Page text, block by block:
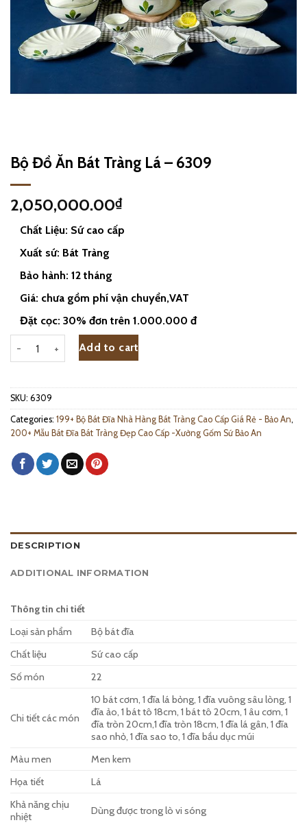
Bộ Đồ Ăn Bát Tràng Lá – 6309
2,050,000.00₫
Chất Liệu: Sứ cao cấp
Xuất sứ: Bát Tràng
Bảo hành: 12 tháng
Giá: chưa gồm phí vận chuyển,VAT
Đặt cọc: 30% đơn trên 1.000.000 đ
Bộ Đồ Ăn Bát Tràng Lá - 6309 quantity
Add to cart
SKU: 6309
Categories: 199+ Bộ Bát Đĩa Nhà Hàng Bát Tràng Cao Cấp Giá Rẻ - Bảo An,
200+ Mẫu Bát Đĩa Bát Tràng Đẹp Cao Cấp -Xưởng Gốm Sứ Bảo An
DESCRIPTION
ADDITIONAL INFORMATION
Thông tin chi tiết
Loại sản phẩm
Bộ bát đĩa
Chất liệu
Sứ cao cấp
Số món
22
Chi tiết các món
10 bát cơm, 1 đĩa lá bỏng, 1 đĩa vuông sâu lòng, 1
đĩa ảo, 1 bát tô 18cm, 1 bát tô 20cm, 1 âu cơm, 1
đĩa tròn 20cm,1 đĩa tròn 18cm, 1 đĩa lá gân, 1 đĩa
sao nhỏ, 1 đĩa sao to, 1 đĩa bầu dục múi
Màu men
Men kem
Họa tiết
Lá
Khả năng chịu
nhiệt
Dùng được trong lò vi sóng